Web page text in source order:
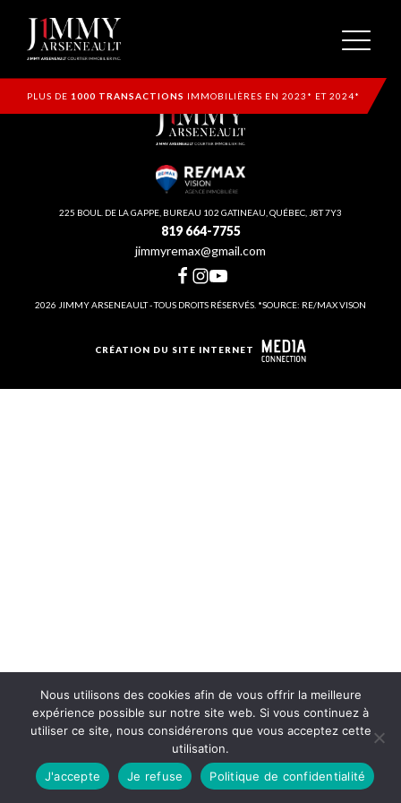
PLUS DE 1000 TRANSACTIONS IMMOBILIÈRES EN 2023* ET 2024*
225 BOUL. DE LA GAPPE, BUREAU 102 GATINEAU, QUÉBEC, J8T 7Y3
819 664-7755
jimmyremax@gmail.com
2026 JIMMY ARSENEAULT - TOUS DROITS RÉSERVÉS. *SOURCE: RE/MAX VISON
CRÉATION DU SITE INTERNET
Nous utilisons des cookies afin de vous offrir la meilleure
expérience possible sur notre site web. Si vous continuez à
utiliser ce site, nous considérerons que vous acceptez cette
utilisation.
J'accepte
Je refuse Politique de confidentialité